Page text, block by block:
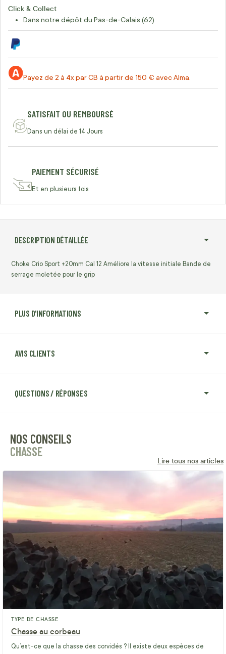
Click & Collect
Dans notre dépôt du Pas-de-Calais (62)
Payez de 2 à 4x par CB à partir de 150 € avec Alma.
SATISFAIT OU REMBOURSÉ
Dans un délai de 14 Jours
PAIEMENT SÉCURISÉ
Et en plusieurs fois
DESCRIPTION DÉTAILLÉE
PLUS D'INFORMATIONS
AVIS CLIENTS
QUESTIONS / RÉPONSES
Choke Crio Sport +20mm Cal 12 Améliore la vitesse initiale Bande de
serrage moletée pour le grip
NOS CONSEILS
CHASSE
Lire tous nos articles
TYPE DE CHASSE
Chasse au corbeau
Qu’est-ce que la chasse des corvidés ? Il existe deux espèces de